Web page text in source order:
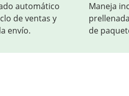
automático
de ventas y
envío.
Maneja
de